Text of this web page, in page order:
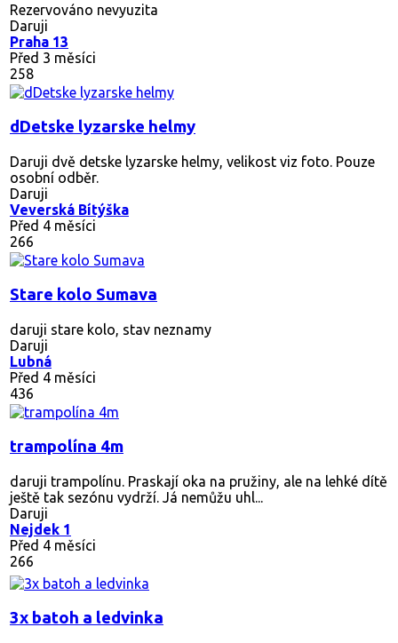
Rezervováno nevyuzita
Daruji
Praha 13
Před 3 měsíci
258
dDetske lyzarske helmy
Daruji dvě detske lyzarske helmy, velikost viz foto. Pouze
osobní odběr.
Daruji
Veverská Bítýška
Před 4 měsíci
266
Stare kolo Sumava
daruji stare kolo, stav neznamy
Daruji
Lubná
Před 4 měsíci
436
trampolína 4m
daruji trampolínu. Praskají oka na pružiny, ale na lehké dítě
ještě tak sezónu vydrží. Já nemůžu uhl...
Daruji
Nejdek 1
Před 4 měsíci
266
3x batoh a ledvinka